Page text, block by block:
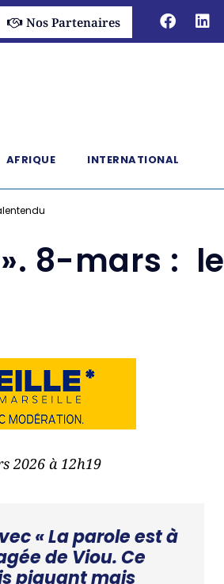
Nos Partenaires
AFRIQUE INTERNATIONAL
8-mars : le
2026 à 12h19
« La parole est à
de Viou. Ce
piquant mais